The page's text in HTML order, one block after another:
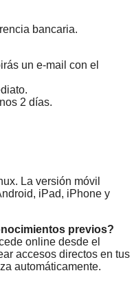
bancaria.
un e-mail con el
2 días.
La versión móvil
iPad, iPhone y
previos?
online desde el
accesos directos en tus
automáticamente.